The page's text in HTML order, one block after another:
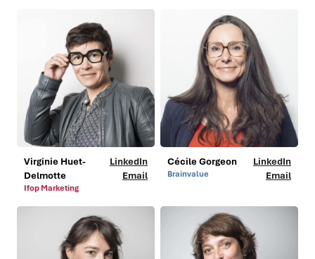
Virginie Huet-
Delmotte
Ifop Marketing
LinkedIn
Email
Cécile Gorgeon
Brainvalue
LinkedIn
Email